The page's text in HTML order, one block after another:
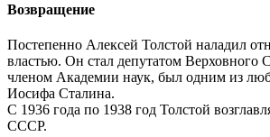
Возвращение
Постепенно Алексей Толстой наладил
властью. Он стал депутатом Верховного
членом Академии наук, был одним из
Иосифа Сталина.
С 1936 года по 1938 год Толстой
СССР.